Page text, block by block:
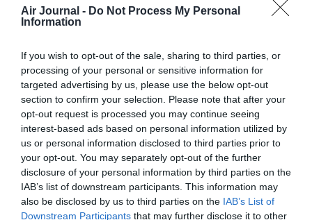
Air Journal - Do Not Process My Personal
Information
If you wish to opt-out of the sale, sharing to third parties, or
processing of your personal or sensitive information for
targeted advertising by us, please use the below opt-out
section to confirm your selection. Please note that after your
opt-out request is processed you may continue seeing
interest-based ads based on personal information utilized by
us or personal information disclosed to third parties prior to
your opt-out. You may separately opt-out of the further
disclosure of your personal information by third parties on the
IAB’s list of downstream participants. This information may
also be disclosed by us to third parties on the IAB’s List of
Downstream Participants that may further disclose it to other
2023
LIRE L'ARTICLE
VOIR PLUS D'ARTICLES
FAIRE UN DON